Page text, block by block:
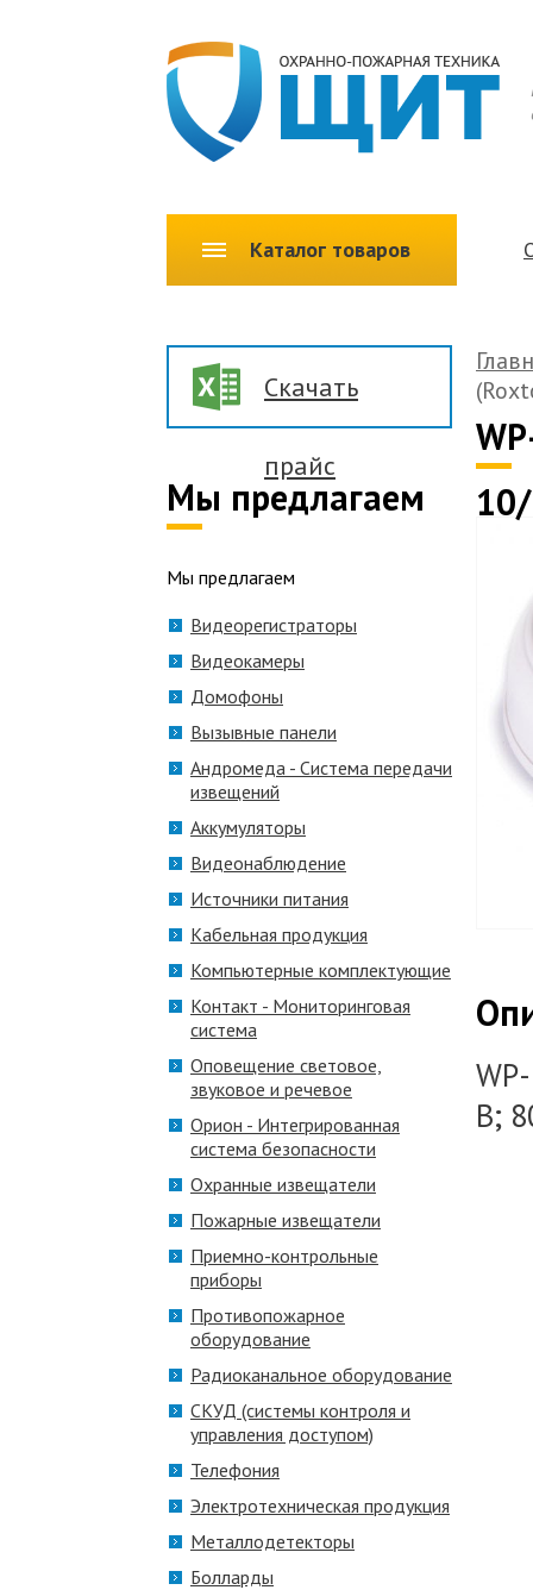
Каталог товаров
В;
Скачать
прайс
Мы предлагаем
Мы предлагаем
Видеорегистраторы
Видеокамеры
Домофоны
Вызывные панели
Андромеда - Система передачи
извещений
Аккумуляторы
Видеонаблюдение
Источники питания
Кабельная продукция
Компьютерные комплектующие
Контакт - Мониторинговая
система
Оповещение световое,
звуковое и речевое
Орион - Интегрированная
система безопасности
Охранные извещатели
Пожарные извещатели
Приемно-контрольные
приборы
Противопожарное
оборудование
Радиоканальное оборудование
СКУД (системы контроля и
управления доступом)
Телефония
Электротехническая продукция
Металлодетекторы
Болларды